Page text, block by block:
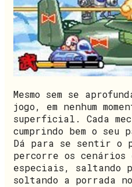
Mesmo sem se
jogo, em nenhum
superficial. Cada
cumprindo bem o
Dá para se sentir o
percorre os cenários
especiais, saltando
soltando a porrada